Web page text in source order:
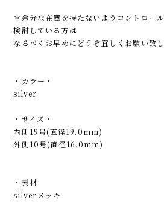
＊余分な在庫を持たないようコントロー
検討している方は
なるべくお早めにどうぞ宜しくお願い致し
・カラー・
silver
・サイズ・
内側19号(直径19.0mm)
外側10号(直径16.0mm)
・素材
silverメッキ